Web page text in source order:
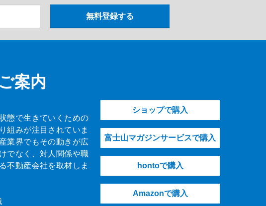
案内
態で生きていくための
組みが注目されていま
業界でもその動きが広
でなく、対人関係や職
不動産会社を取材しま
ショップで購入
富士山マガジンサービスで購入
hontoで購入
Amazonで購入